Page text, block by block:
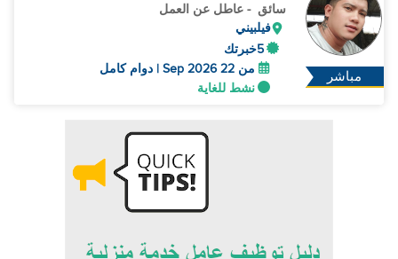
مباشر
سائق - عاطل عن العمل
فيلبيني
5خبرتك
من 22 Sep 2026 | دوام كامل
نشط للغاية